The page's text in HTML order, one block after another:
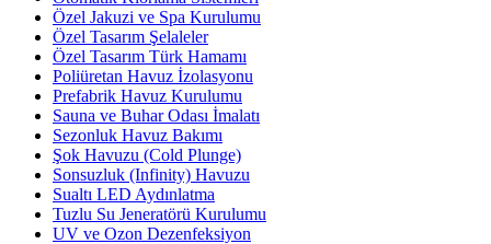
Özel Jakuzi ve Spa Kurulumu
Özel Tasarım Şelaleler
Özel Tasarım Türk Hamamı
Poliüretan Havuz İzolasyonu
Prefabrik Havuz Kurulumu
Sauna ve Buhar Odası İmalatı
Sezonluk Havuz Bakımı
Şok Havuzu (Cold Plunge)
Sonsuzluk (Infinity) Havuzu
Sualtı LED Aydınlatma
Tuzlu Su Jeneratörü Kurulumu
UV ve Ozon Dezenfeksiyon